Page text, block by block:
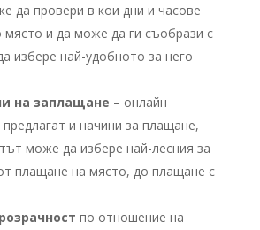
да провери в кои дни и часове
и да може да ги съобрази с
избере най-удобното за него
на заплащане – онлайн
и начини за плащане,
може да избере най-лесния за
плащане на място, до плащане с
по отношение на